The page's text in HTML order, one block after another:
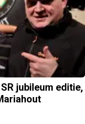
jubileum editie,